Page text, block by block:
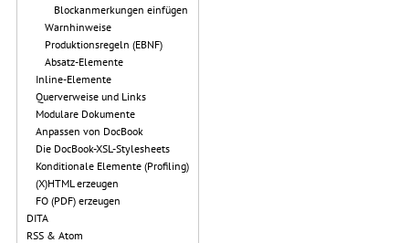
Blockanmerkungen einfügen
Warnhinweise
Produktionsregeln (EBNF)
Absatz-Elemente
Inline-Elemente
Querverweise und Links
Modulare Dokumente
Anpassen von DocBook
Die DocBook-XSL-Stylesheets
Konditionale Elemente (Profiling)
(X)HTML erzeugen
FO (PDF) erzeugen
DITA
RSS & Atom